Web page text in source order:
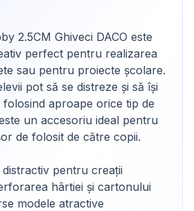
2.5CM Ghiveci DACO este
perfect pentru realizarea
sau pentru proiecte școlare.
pot să se distreze și să își
aproape orice tip de
un accesoriu ideal pentru
de folosit de către copii.
pentru creații
hârtiei și cartonului
modele atractive